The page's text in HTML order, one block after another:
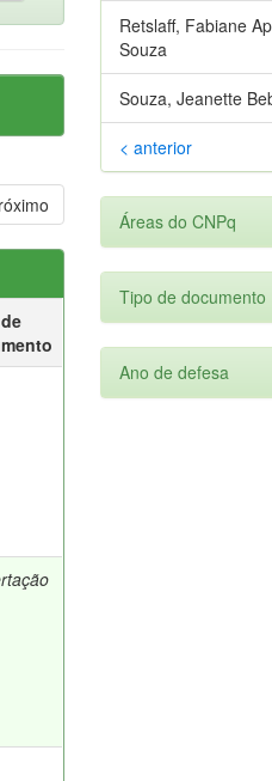
Retslaff, Fabiane
Souza
Souza, Jeanette
< anterior
Áreas do CNPq
Tipo de documento
Ano de defesa